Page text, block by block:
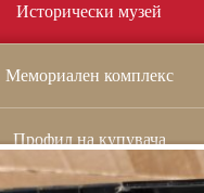
Исторически музей
Мемориален комплекс
Профил на купувача